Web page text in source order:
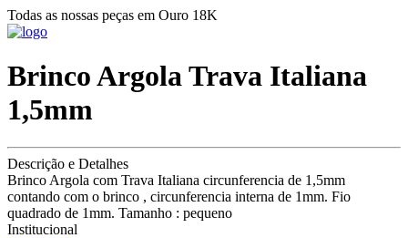
Todas as nossas peças em Ouro 18K
Brinco Argola Trava Italiana
1,5mm
Descrição e Detalhes
Brinco Argola com Trava Italiana circunferencia de 1,5mm
contando com o brinco , circunferencia interna de 1mm. Fio
quadrado de 1mm. Tamanho : pequeno
Institucional